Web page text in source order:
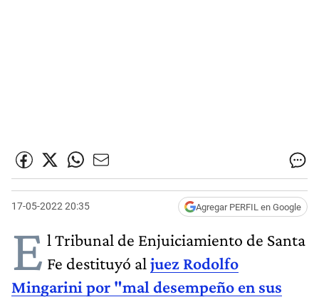
17-05-2022 20:35 Agregar PERFIL en Google
E l Tribunal de Enjuiciamiento de Santa
Fe destituyó al juez Rodolfo
Mingarini por "mal desempeño en sus